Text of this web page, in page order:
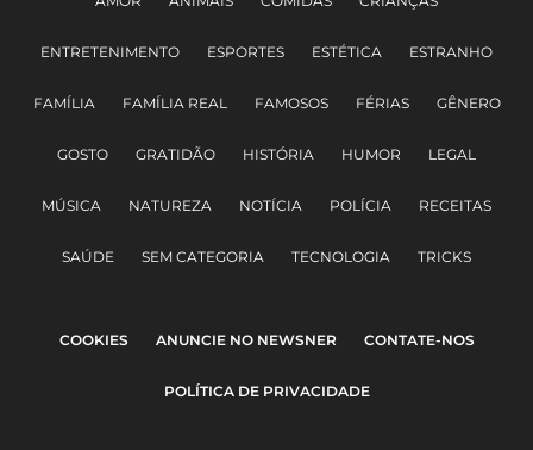
ENTRETENIMENTO ESPORTES ESTÉTICA ESTRANHO
FAMÍLIA FAMÍLIA REAL FAMOSOS FÉRIAS GÊNERO
GOSTO GRATIDÃO HISTÓRIA HUMOR LEGAL
MÚSICA NATUREZA NOTÍCIA POLÍCIA RECEITAS
SAÚDE SEM CATEGORIA TECNOLOGIA TRICKS
COOKIES ANUNCIE NO NEWSNER CONTATE-NOS
POLÍTICA DE PRIVACIDADE